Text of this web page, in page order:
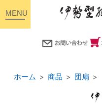
ホーム 商品 団扇
toggle
navigation